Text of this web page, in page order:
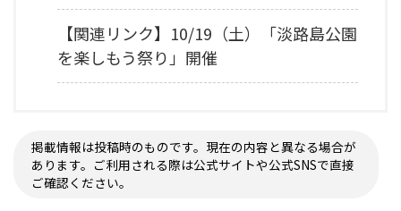
【関連リンク】10/19（土）「淡路島公園
を楽しもう祭り」開催
掲載情報は投稿時のものです。現在の内容と異なる場合が
あります。ご利用される際は公式サイトや公式SNSで直接
ご確認ください。